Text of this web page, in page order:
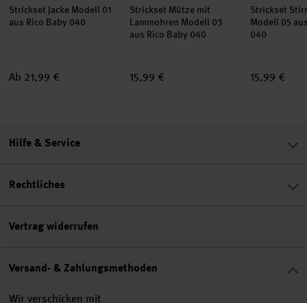
Strickset Jacke Modell 01
aus Rico Baby 040
Ab 21,99 €
Strickset Mütze mit
Lammohren Modell 03
aus Rico Baby 040
15,99 €
Strickset
Modell 05
040
15,99 €
Hilfe & Service
Rechtliches
Vertrag widerrufen
Versand- & Zahlungsmethoden
Wir verschicken mit